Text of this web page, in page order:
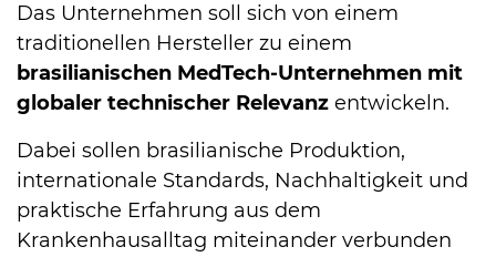
Das Unternehmen soll sich von einem
traditionellen Hersteller zu einem
brasilianischen MedTech-Unternehmen mit
globaler technischer Relevanz entwickeln.
Dabei sollen brasilianische Produktion,
internationale Standards, Nachhaltigkeit und
praktische Erfahrung aus dem
Krankenhausalltag miteinander verbunden